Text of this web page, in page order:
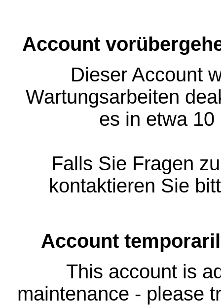
Account
Dieser Account
Wartungsarbeiten
es in etwa
Falls Sie Fragen
kontaktieren Sie
Account
This account is
maintenance - please